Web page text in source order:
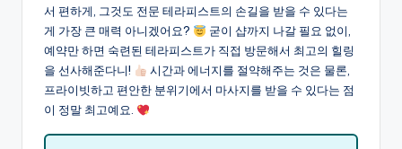
서 편하게, 그것도 전문 테라피스트의 손길을 받을 수 있다는
게 가장 큰 매력 아니겠어요?
굳이 샵까지 나갈 필요 없이,
예약만 하면 숙련된 테라피스트가 직접 방문해서 최고의 힐링
을 선사해준다니!
시간과 에너지를 절약해주는 것은 물론,
프라이빗하고 편안한 분위기에서 마사지를 받을 수 있다는 점
이 정말 최고예요.